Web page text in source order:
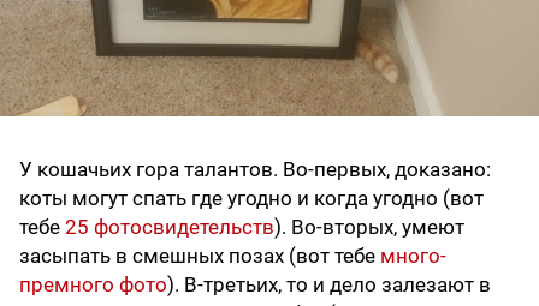
У кошачьих гора талантов. Во-первых, доказано:
коты могут спать где угодно и когда угодно (вот
тебе 25 фотосвидетельств). Во-вторых, умеют
засыпать в смешных позах (вот тебе много-
премного фото). В-третьих, то и дело залезают в